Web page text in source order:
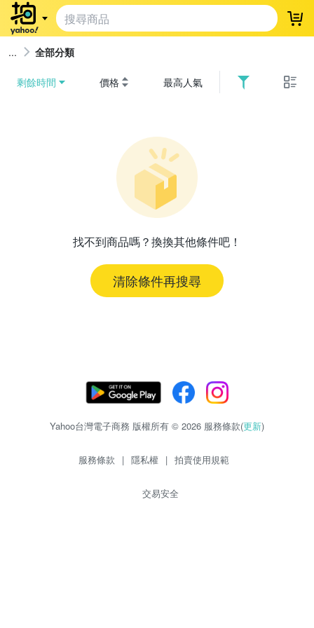
登
全部分類
剩餘時間 價格 最高人氣
找不到商品嗎？換換其他條件吧！
清除條件再搜尋
Yahoo台灣電子商務 版權所有 © 2026 服務條款(更新)
服務條款 | 隱私權 | 拍賣使用規範
交易安全